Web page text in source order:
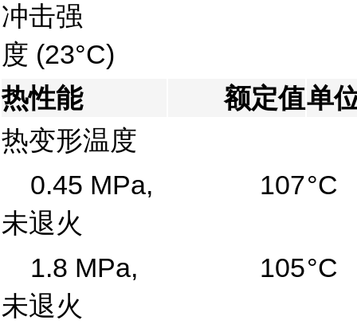
冲击强
度 (23°C)
热性能 额定值单
热变形温度
0.45 MPa,
未退火
107°C
1.8 MPa,
未退火
105°C